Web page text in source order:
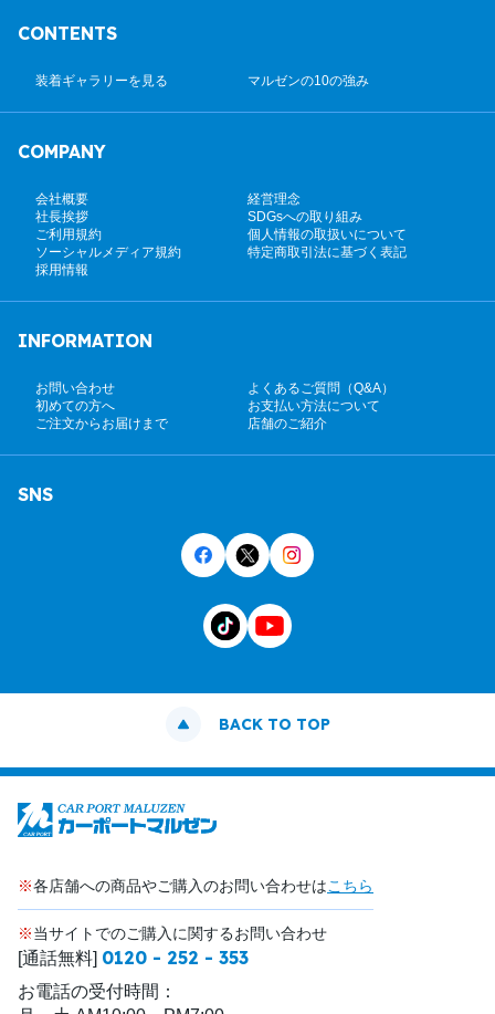
CONTENTS
装着ギャラリーを見る マルゼンの10の強み
COMPANY
会社概要
経営理念
社長挨拶
SDGsへの取り組み
ご利用規約
個人情報の取扱いについて
ソーシャルメディア規約
特定商取引法に基づく表記
採用情報
INFORMATION
お問い合わせ
よくあるご質問（Q&A）
初めての方へ
お支払い方法について
ご注文からお届けまで
店舗のご紹介
SNS
BACK TO TOP
※各店舗への商品やご購入のお問い合わせはこちら
※当サイトでのご購入に関するお問い合わせ
[通話無料] 0120 - 252 - 353
お電話の受付時間：